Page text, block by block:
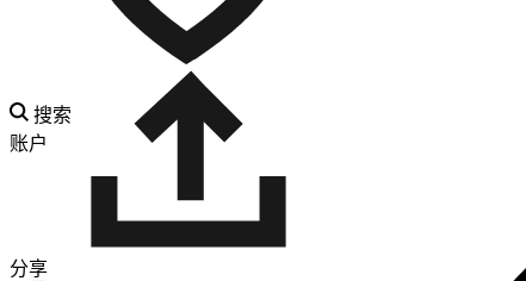
搜索
账户
分享